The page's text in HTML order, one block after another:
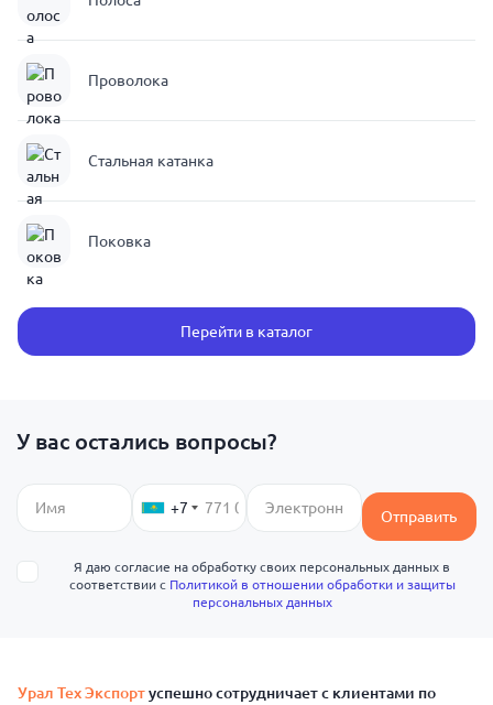
Проволока
Стальная катанка
Поковка
Перейти в каталог
У вас остались вопросы?
+7 Отправить
Я даю согласие на обработку своих персональных данных в
соответствии с Политикой в отношении обработки и защиты
персональных данных
Урал Тех Экспортуспешно сотрудничает с клиентами по